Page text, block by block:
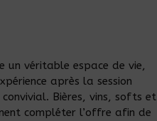
un véritable espace de vie,
après la session
Bières, vins, softs et
compléter l’offre afin de